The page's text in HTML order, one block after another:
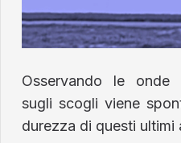
Osservando le onde
sugli scogli viene
durezza di questi ultimi